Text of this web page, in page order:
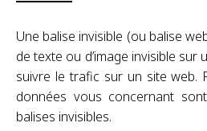
Une balise invisible (ou balise
de texte ou d’image invisible sur
suivre le trafic sur un site web.
données vous concernant
balises invisibles.